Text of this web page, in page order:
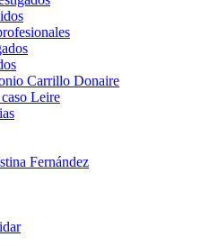
Carrillo Donaire
Leire
Fernández